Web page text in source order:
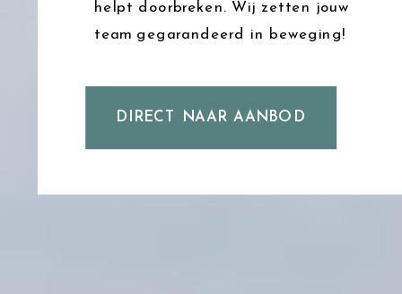
helpt doorbreken. Wij zetten jouw
team gegarandeerd in beweging!
DIRECT NAAR AANBOD